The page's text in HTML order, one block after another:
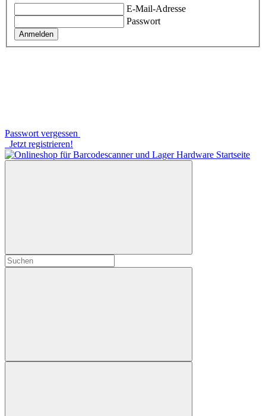
E-Mail-Adresse
Passwort
Anmelden
Passwort vergessen
Jetzt registrieren!